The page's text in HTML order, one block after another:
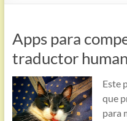
Apps para
traductor
Este
que
para